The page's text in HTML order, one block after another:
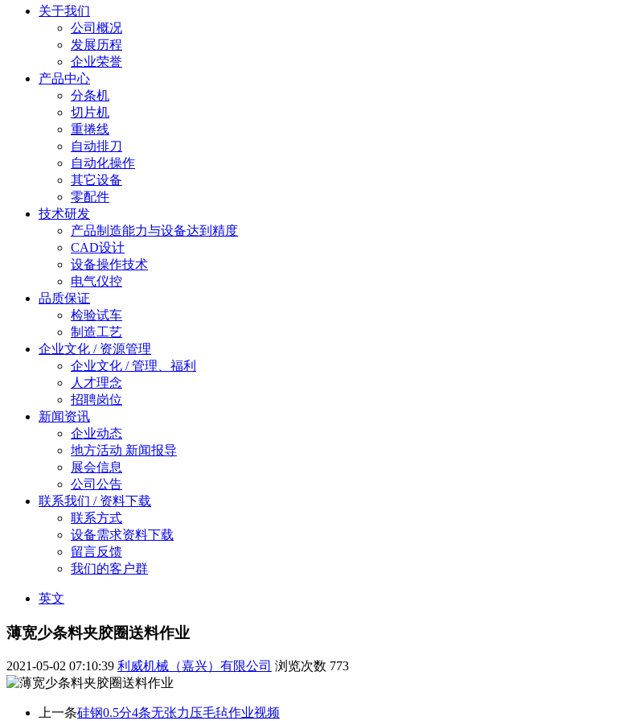
关于我们
公司概况
发展历程
企业荣誉
产品中心
分条机
切片机
重捲线
自动排刀
自动化操作
其它设备
零配件
技术研发
产品制造能力与设备达到精度
CAD设计
设备操作技术
电气仪控
品质保证
检验试车
制造工艺
企业文化 / 资源管理
企业文化 / 管理、福利
人才理念
招聘岗位
新闻资讯
企业动态
地方活动 新闻报导
展会信息
公司公告
联系我们 / 资料下载
联系方式
设备需求资料下载
留言反馈
我们的客户群
英文
薄宽少条料夹胶圈送料作业
2021-05-02 07:10:39 利威机械（嘉兴）有限公司 浏览次数 773
上一条硅钢0.5分4条无张力压毛毡作业视频